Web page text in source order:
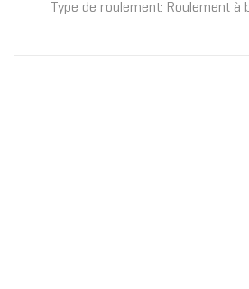
Type de roulement: Roulement